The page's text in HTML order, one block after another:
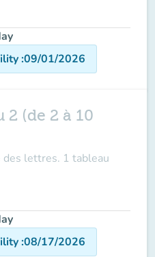
:09/01/2026
2 (de 2 à 10
des lettres. 1 tableau
:08/17/2026